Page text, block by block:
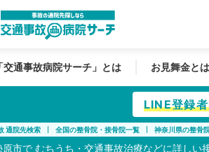
「交通事故病院サーチ」とは お見舞金とは
LINE登録
通院先検索 全国の整骨院・接骨院一覧 神奈川県の整骨
原市で むちうち・交通事故治療などに詳しい